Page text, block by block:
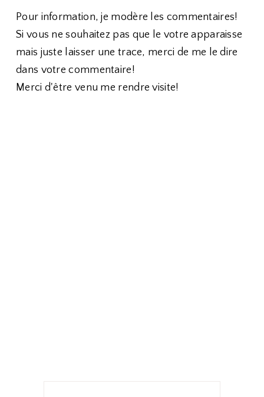
Pour information, je modère les commentaires!
Si vous ne souhaitez pas que le votre apparaisse
mais juste laisser une trace, merci de me le dire
dans votre commentaire!
Merci d'être venu me rendre visite!